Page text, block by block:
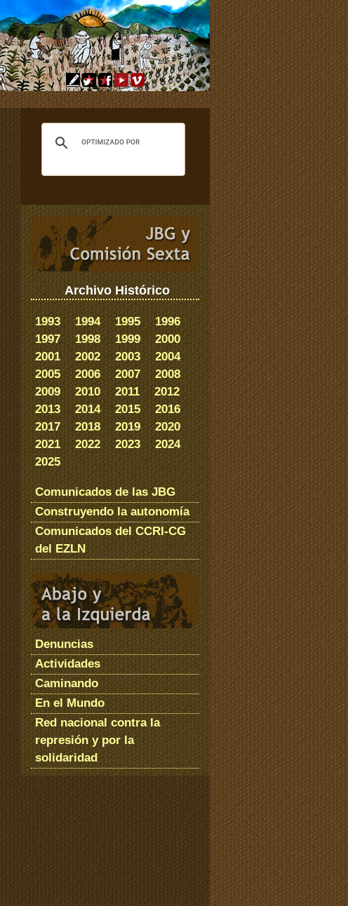
Archivo Histórico
1993 1994 1995
1996
1997
1998 1999
2000
2001
2002 2003
2004
2005
2006 2007
2008
2009
2010 2011
2012
2013
2014 2015
2016
2017
2018 2019
2020
2021
2022 2023
2024
2025
Comunicados de las JBG
Construyendo la autonomía
Comunicados del CCRI-CG
del EZLN
Denuncias
Actividades
Caminando
En el Mundo
Red nacional contra la
represión y por la
solidaridad